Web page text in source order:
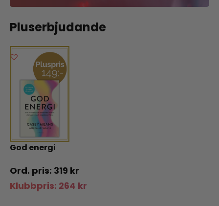
Pluserbjudande
God energi
319 kr
Klubbpris: 264 kr